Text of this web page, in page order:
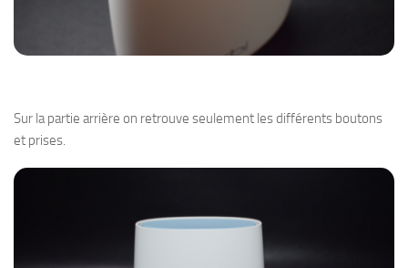
Sur la partie arrière on retrouve seulement les différents boutons
et prises.